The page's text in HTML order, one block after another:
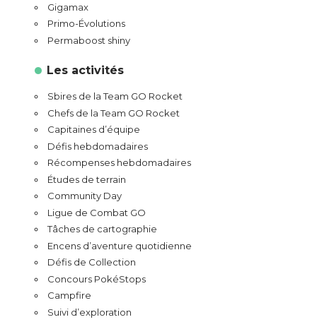
Gigamax
Primo-Évolutions
Permaboost shiny
Les activités
Sbires de la Team GO Rocket
Chefs de la Team GO Rocket
Capitaines d’équipe
Défis hebdomadaires
Récompenses hebdomadaires
Études de terrain
Community Day
Ligue de Combat GO
Tâches de cartographie
Encens d’aventure quotidienne
Défis de Collection
Concours PokéStops
Campfire
Suivi d’exploration